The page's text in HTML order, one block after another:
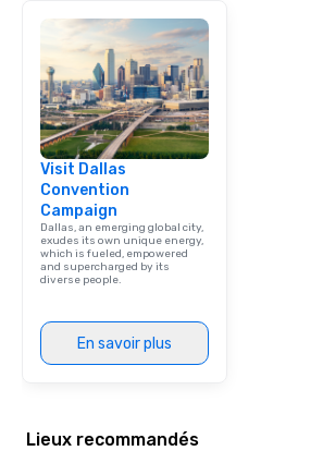
Visit Dallas
Convention
Campaign
Dallas, an emerging global city,
exudes its own unique energy,
which is fueled, empowered
and supercharged by its
diverse people.
En savoir plus
Lieux recommandés